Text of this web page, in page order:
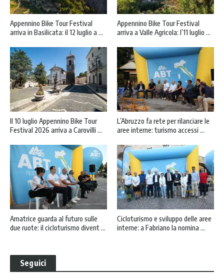
Appennino Bike Tour Festival
arriva in Basilicata: il 12 luglio a ...
Appennino Bike Tour Festival
arriva a Valle Agricola: l’11 luglio ...
Il 10 luglio Appennino Bike Tour
Festival 2026 arriva a Carovilli ...
L’Abruzzo fa rete per rilanciare le
aree interne: turismo accessi ...
Amatrice guarda al futuro sulle
due ruote: il cicloturismo divent ...
Cicloturismo e sviluppo delle aree
interne: a Fabriano la nomina ...
Seguici